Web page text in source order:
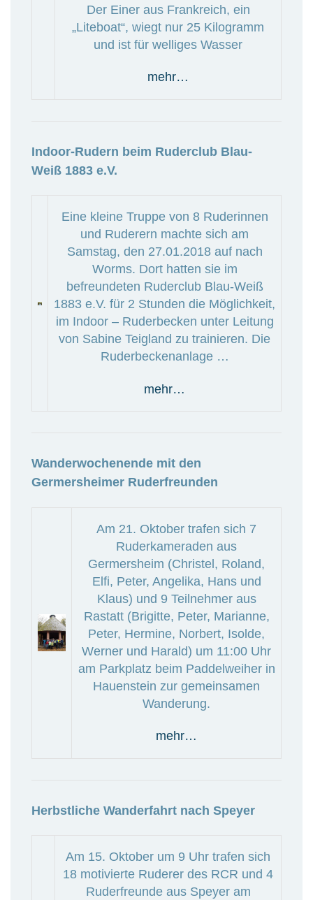
Der Einer aus Frankreich, ein
„Liteboat“, wiegt nur 25 Kilogramm
und ist für welliges Wasser
mehr…
Indoor-Rudern beim Ruderclub Blau-
Weiß 1883 e.V.
Eine kleine Truppe von 8 Ruderinnen
und Ruderern machte sich am
Samstag, den 27.01.2018 auf nach
Worms. Dort hatten sie im
befreundeten Ruderclub Blau-Weiß
1883 e.V. für 2 Stunden die Möglichkeit,
im Indoor – Ruderbecken unter Leitung
von Sabine Teigland zu trainieren. Die
Ruderbeckenanlage …
mehr…
Wanderwochenende mit den
Germersheimer Ruderfreunden
Am 21. Oktober trafen sich 7
Ruderkameraden aus
Germersheim (Christel, Roland,
Elfi, Peter, Angelika, Hans und
Klaus) und 9 Teilnehmer aus
Rastatt (Brigitte, Peter, Marianne,
Peter, Hermine, Norbert, Isolde,
Werner und Harald) um 11:00 Uhr
am Parkplatz beim Paddelweiher in
Hauenstein zur gemeinsamen
Wanderung.
mehr…
Herbstliche Wanderfahrt nach Speyer
Am 15. Oktober um 9 Uhr trafen sich
18 motivierte Ruderer des RCR und 4
Ruderfreunde aus Speyer am